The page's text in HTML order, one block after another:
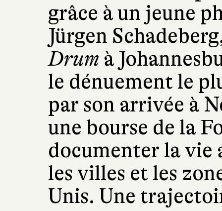
grâce à un jeune
Jürgen
Drum à
le dénuement le
par son arrivée à
une bourse de la
documenter la vie
les villes et les
Unis. Une